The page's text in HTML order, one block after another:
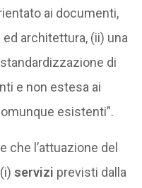
ai documenti,
architettura, (ii) una
di
e non estesa ai
esistenti”.
che l’attuazione del
servizi previsti dalla